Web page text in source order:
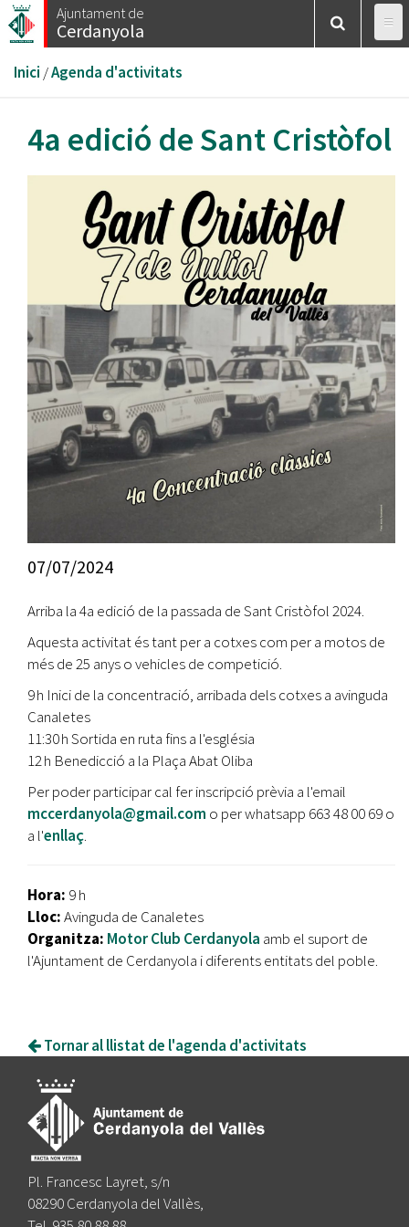
Vés
al
Ajuntament de
Cerdanyola
Esteu
aquí
Inici /Agenda d'activitats
4a edició de Sant Cristòfol
07/07/2024
Arriba la 4a edició de la passada de Sant Cristòfol 2024.
Aquesta activitat és tant per a cotxes com per a motos de
més de 25 anys o vehicles de competició.
9 h Inici de la concentració, arribada dels cotxes a avinguda
Canaletes
11:30 h Sortida en ruta fins a l'església
12 h Benedicció a la Plaça Abat Oliba
Per poder participar cal fer inscripció prèvia a l'email
mccerdanyola@gmail.com o per whatsapp 663 48 00 69 o
a l'enllaç.
Hora: 9 h
Lloc:Avinguda de Canaletes
Organitza: Motor Club Cerdanyola amb el suport de
l'Ajuntament de Cerdanyola i diferents entitats del poble.
Tornar al llistat de l'agenda d'activitats
Pl. Francesc Layret, s/n
08290 Cerdanyola del Vallès,